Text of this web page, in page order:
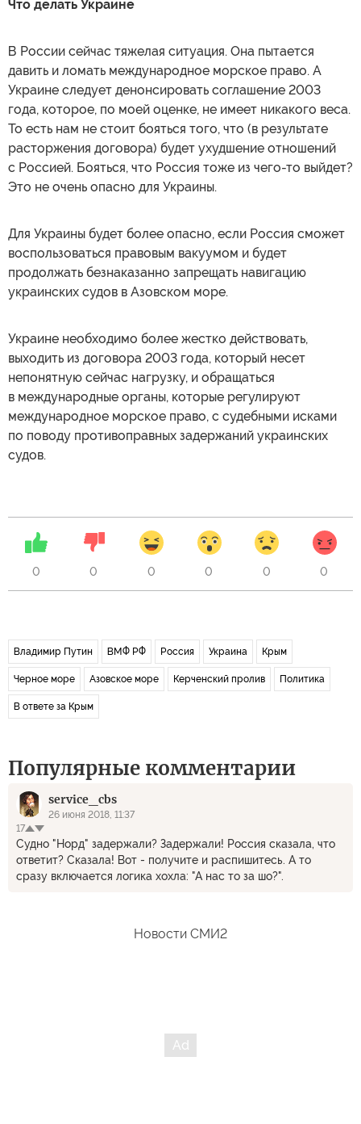
Что делать Украине
В России сейчас тяжелая ситуация. Она пытается
давить и ломать международное морское право. А
Украине следует денонсировать соглашение 2003
года, которое, по моей оценке, не имеет никакого веса.
То есть нам не стоит бояться того, что (в результате
расторжения договора) будет ухудшение отношений
с Россией. Бояться, что Россия тоже из чего-то выйдет?
Это не очень опасно для Украины.
Для Украины будет более опасно, если Россия сможет
воспользоваться правовым вакуумом и будет
продолжать безнаказанно запрещать навигацию
украинских судов в Азовском море.
Украине необходимо более жестко действовать,
выходить из договора 2003 года, который несет
непонятную сейчас нагрузку, и обращаться
в международные органы, которые регулируют
международное морское право, с судебными исками
по поводу противоправных задержаний украинских
судов.
0 0 0 0 0 0
Владимир Путин ВМФ РФ Россия Украина Крым
Черное море Азовское море Керченский пролив Политика
В ответе за Крым
Популярные комментарии
service_cbs
26 июня 2018, 11:37
17
Судно "Норд" задержали? Задержали! Россия сказала, что
ответит? Сказала! Вот - получите и распишитесь. А то
сразу включается логика хохла: "А нас то за шо?".
Новости СМИ2